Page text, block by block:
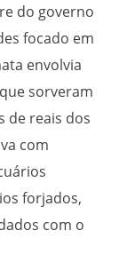
do governo
focado em
envolvia
sorveram
de reais dos
com
forjados,
com o